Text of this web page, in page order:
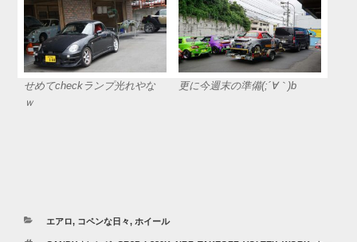
せめてcheckランプ光れやな
ｗ
更に今週末の準備(;´∀｀)b
カ
エアロ, コペンな日々, ホイール